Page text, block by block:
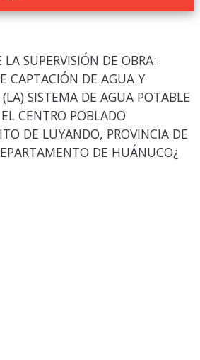
SUPERVISIÓN DE OBRA:
CAPTACIÓN DE AGUA Y
(LA) SISTEMA DE AGUA POTABLE
CENTRO POBLADO
DE LUYANDO, PROVINCIA DE
DE HUÁNUCO¿